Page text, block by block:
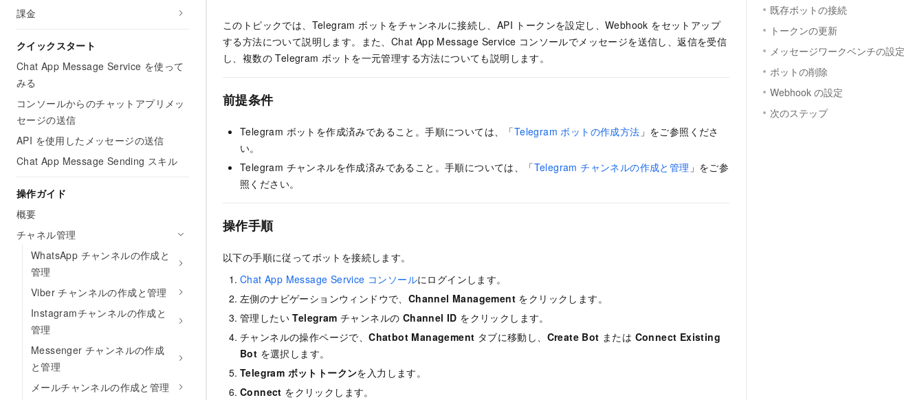
課金
クイックスタート
Chat App Message Service を使って
みる
コンソールからのチャットアプリメッ
セージの送信
API を使用したメッセージの送信
Chat App Message Sending スキル
操作ガイド
概要
チャネル管理
WhatsApp チャンネルの作成と
管理
Viber チャンネルの作成と管理
Instagramチャンネルの作成と
管理
Messenger チャンネルの作成
と管理
メールチャンネルの作成と管理
このトピックでは、Telegram ボットをチャンネルに接続し、API トークンを設定し、Webhook をセットアップ
する方法について説明します。また、Chat App Message Service コンソールでメッセージを送信し、返信を受信
し、複数の Telegram ボットを一元管理する方法についても説明します。
前提条件
Telegram ボットを作成済みであること。手順については、「Telegram ボットの作成方法 」をご参照くださ
い。
Telegram チャンネルを作成済みであること。手順については、「Telegram チャンネルの作成と管理 」をご参
照ください。
操作手順
以下の手順に従ってボットを接続します。
Chat App Message Service コンソールにログインします。
左側のナビゲーションウィンドウで、 Channel Management をクリックします。
管理したいTelegram チャンネルの Channel ID をクリックします。
チャンネルの操作ページで、Chatbot Management タブに移動し、 Create Bot または Connect Existing
Bot を選択します。
Telegram ボットトークンを入力します。
Connect をクリックします。
既存ボットの接続
トークンの更新
メッセージワークベンチの設定
ボットの削除
Webhook の設定
次のステップ